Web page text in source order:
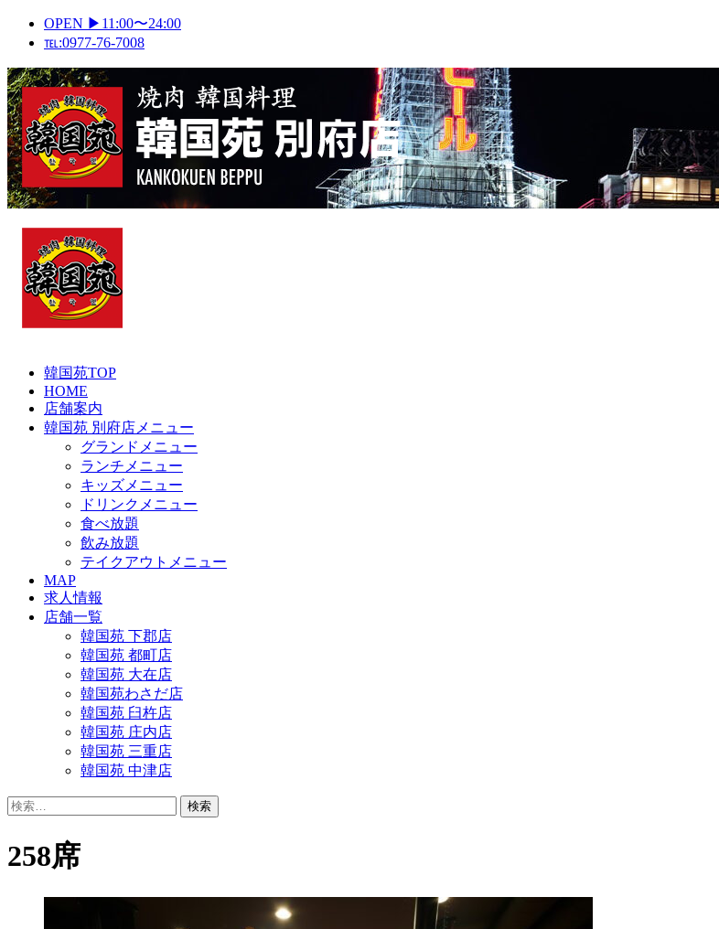
Skip
content
OPEN ▶11:00〜24:00
℡:0977-76-7008
Menu
韓国苑TOP
HOME
店舗案内
韓国苑 別府店メニュー
グランドメニュー
ランチメニュー
キッズメニュー
ドリンクメニュー
食べ放題
飲み放題
テイクアウトメニュー
MAP
求人情報
店舗一覧
韓国苑 下郡店
韓国苑 都町店
韓国苑 大在店
韓国苑わさだ店
韓国苑 臼杵店
韓国苑 庄内店
韓国苑 三重店
韓国苑 中津店
検
258席